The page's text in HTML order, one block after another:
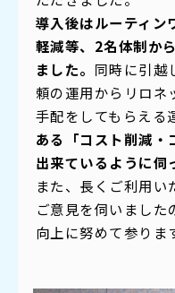
導入後はルーティン
軽減等、2名体制か
ました。 同時に引越
頼の運用からリロネ
手配をしてもらえる
ある「コスト削減・
出来ているように伺
また、長くご利用い
ご意見を伺いました
向上に努めて参りま